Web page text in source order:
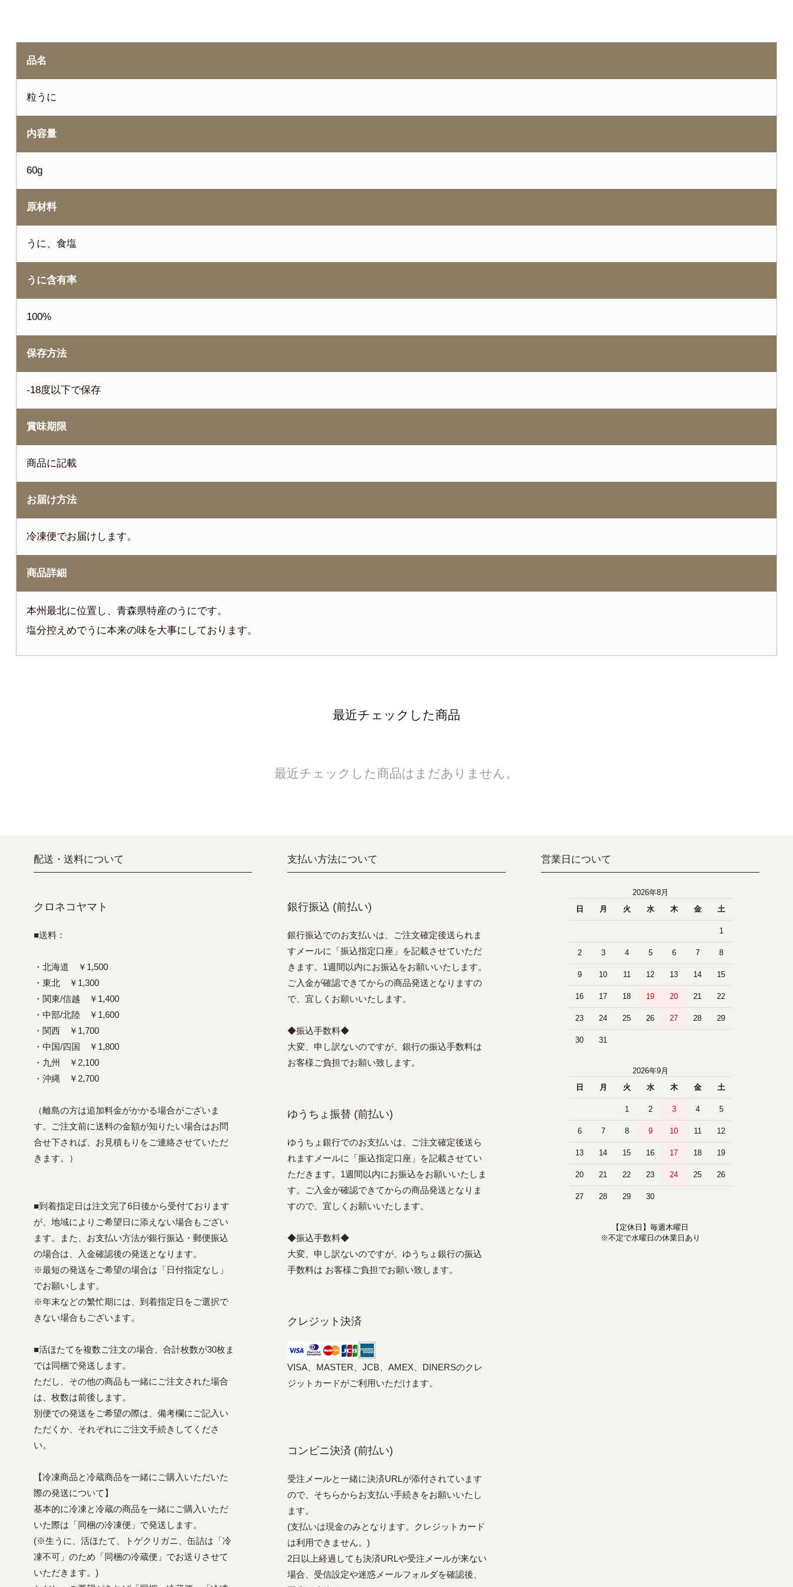
品名
粒うに
内容量
60g
原材料
うに、食塩
うに含有率
100%
保存方法
-18度以下で保存
賞味期限
商品に記載
お届け方法
冷凍便でお届けします。
商品詳細
本州最北に位置し、青森県特産のうにです。
塩分控えめでうに本来の味を大事にしております。
最近チェックした商品
最近チェックした商品はまだありません。
配送・送料について
クロネコヤマト
■送料：
・北海道 ￥1,500
・東北 ￥1,300
・関東/信越 ￥1,400
・中部/北陸 ￥1,600
・関西 ￥1,700
・中国/四国 ￥1,800
・九州 ￥2,100
・沖縄 ￥2,700
（離島の方は追加料金がかかる場合がございま
す。ご注文前に送料の金額が知りたい場合はお問
合せ下されば、お見積もりをご連絡させていただ
きます。）
■到着指定日は注文完了6日後から受付ております
が、地域によりご希望日に添えない場合もござい
ます。また、お支払い方法が銀行振込・郵便振込
の場合は、入金確認後の発送となります。
※最短の発送をご希望の場合は「日付指定なし」
でお願いします。
※年末などの繁忙期には、到着指定日をご選択で
きない場合もございます。
■活ほたてを複数ご注文の場合、合計枚数が30枚ま
では同梱で発送します。
ただし、その他の商品も一緒にご注文された場合
は、枚数は前後します。
別便での発送をご希望の際は、備考欄にご記入い
ただくか、それぞれにご注文手続きしてくださ
い。
【冷凍商品と冷蔵商品を一緒にご購入いただいた
際の発送について】
基本的に冷凍と冷蔵の商品を一緒にご購入いただ
いた際は「同梱の冷凍便」で発送します。
(※生うに、活ほたて、トゲクリガニ、缶詰は「冷
凍不可」のため「同梱の冷蔵便」でお送りさせて
いただきます。)
支払い方法について
銀行振込 (前払い)
銀行振込でのお支払いは、ご注文確定後送られま
すメールに「振込指定口座」を記載させていただ
きます。1週間以内にお振込をお願いいたします。
ご入金が確認できてからの商品発送となりますの
で、宜しくお願いいたします。
◆振込手数料◆
大変、申し訳ないのですが、銀行の振込手数料は
お客様ご負担でお願い致します。
ゆうちょ振替 (前払い)
ゆうちょ銀行でのお支払いは、ご注文確定後送ら
れますメールに「振込指定口座」を記載させてい
ただきます。1週間以内にお振込をお願いいたしま
す。ご入金が確認できてからの商品発送となりま
すので、宜しくお願いいたします。
◆振込手数料◆
大変、申し訳ないのですが、ゆうちょ銀行の振込
手数料は お客様ご負担でお願い致します。
クレジット決済
VISA、MASTER、JCB、AMEX、DINERSのクレ
ジットカードがご利用いただけます。
コンビニ決済 (前払い)
受注メールと一緒に決済URLが添付されています
ので、そちらからお支払い手続きをお願いいたし
ます。
(支払いは現金のみとなります。クレジットカード
は利用できません。)
2日以上経過しても決済URLや受注メールが来ない
場合、受信設定や迷惑メールフォルダを確認後、
営業日について
2026年8月
日
月 火 水 木 金 土
1
2 3 4 5 6 7 8
9 10 11 12 13 14 15
16 17 18 19 20 21 22
23 24 25 26 27 28 29
30 31
2026年9月
日
月 火 水 木 金 土
1 2 3 4 5
6 7 8 9 10 11 12
13 14 15 16 17 18 19
20 21 22 23 24 25 26
27 28 29 30
【定休日】毎週木曜日
※不定で水曜日の休業日あり